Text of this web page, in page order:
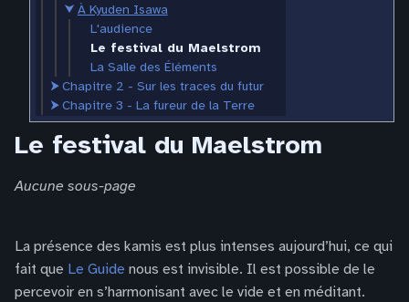
⮟ À Kyuden Isawa
L'audience
Le festival du Maelstrom
La Salle des Éléments
⮞Chapitre 2 - Sur les traces du futur
⮞Chapitre 3 - La fureur de la Terre
Le festival du Maelstrom
Aucune sous-page
La présence des kamis est plus intenses aujourd’hui, ce qui
fait que Le Guide nous est invisible. Il est possible de le
percevoir en s’harmonisant avec le vide et en méditant.